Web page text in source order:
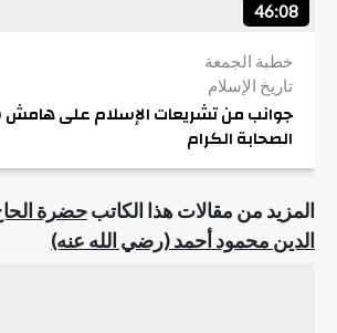
46:08
خطبة الجمعة
تاريخ الإسلام
جوانب من تشريعات الإسلام على
الصحابة الكرام
المزيد من مقالات هذا الكاتبحضرة
الدين محمود أحمد (رضي الله عنه)